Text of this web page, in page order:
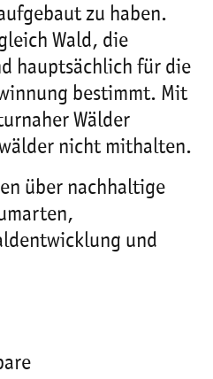
zu haben.
Wald, die
hauptsächlich für die
bestimmt. Mit
Wälder
nicht mithalten.
über nachhaltige
und